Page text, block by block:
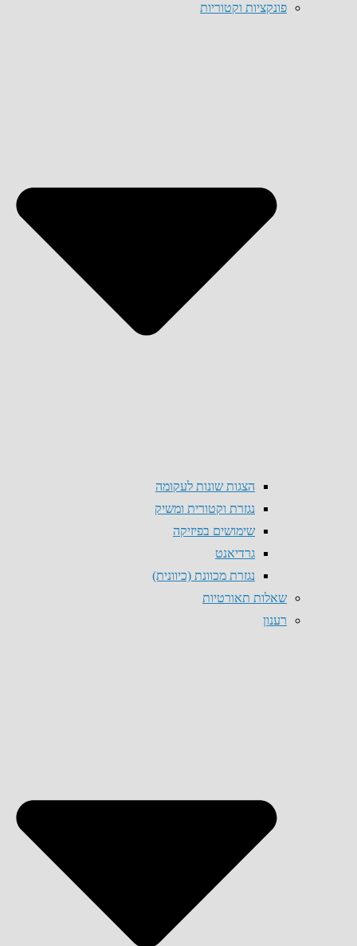
פונקציות וקטוריות
הצגות שונות לעקומה
נגזרת וקטורית ומשיק
שימושים בפיזיקה
גרדיאנט
נגזרת מכוונת (כיוונית)
שאלות תאורטיות
רענון